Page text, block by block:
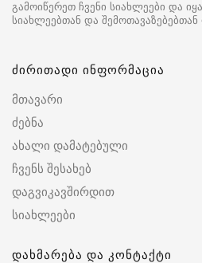
გამოიწერეთ ჩვენი სიახლეები და
სიახლეებთან და შემოთავაზებებთან
ძირითადი ინფორმაცია
მთავარი
ძებნა
ახალი დამატებული
ჩვენს შესახებ
დაგვიკავშირდით
სიახლეები
დახმარება და კონტაქტი